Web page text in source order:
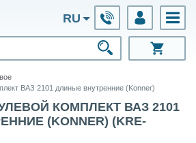
RU
ВАЗ 2101 длиные внутренние (Konner)
КОМПЛЕКТ ВАЗ 2101
(KONNER) (KRE-